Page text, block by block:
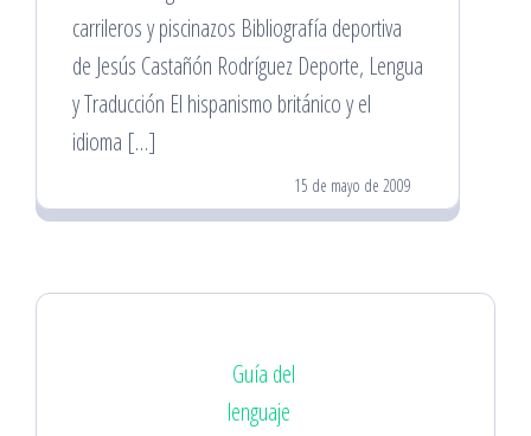
carrileros y piscinazos Bibliografía deportiva
de Jesús Castañón Rodríguez Deporte, Lengua
y Traducción El hispanismo británico y el
idioma […]
15 de mayo de 2009
Guía del
lenguaje